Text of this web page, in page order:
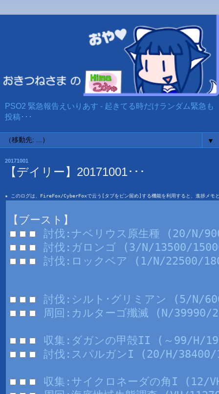
PSO2 緊急報告えいりあす - 起きてる時だけランダム緊急も
投稿･･･
▼
20171001
【デイリー】20171001･･･
★ このログは、FireFox/CyberFoxで云う[タブをピン留め]する機能を利用すると、進捗メモ
【ブースト】
討伐:ナベリウス原生種 (20/N/
討伐:ガロンゴ (3/N/13500/
討伐:ロックベア (1/N/22500/
討伐:シルト･グリミアン (5/N/
周回:カルターゴ殲滅 (N/39990/
収集:ダガンの甲殻II (～99/H/
討伐:スパルガンI (20/H/38400/
収集:サイクロネーダの角I (12/